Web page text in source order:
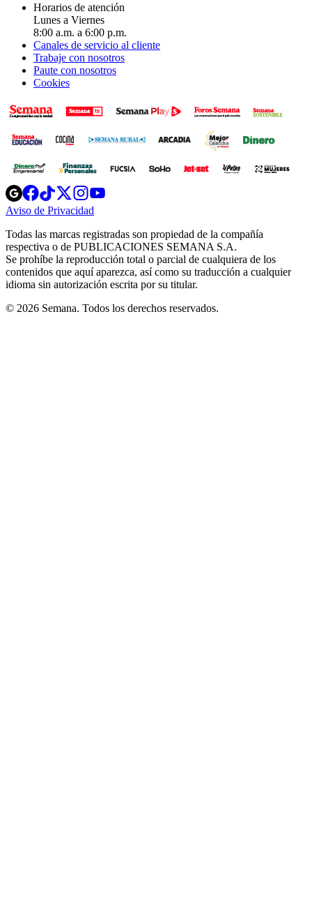
Horarios de atención
Lunes a Viernes
8:00 a.m. a 6:00 p.m.
Canales de servicio al cliente
Trabaje con nosotros
Paute con nosotros
Cookies
Opens
in
new
Opens
in
new
Opens
in
new
window
Opens
new
windowwindow
Aviso de Privacidad
new
window
Todas las marcas registradas son propiedad de la compañía
respectiva o de PUBLICACIONES SEMANA S.A.
Se prohíbe la reproducción total o parcial de cualquiera de los
contenidos que aquí aparezca, así como su traducción a cualquier
idioma sin autorización escrita por su titular.
© 2026 Semana. Todos los derechos reservados.